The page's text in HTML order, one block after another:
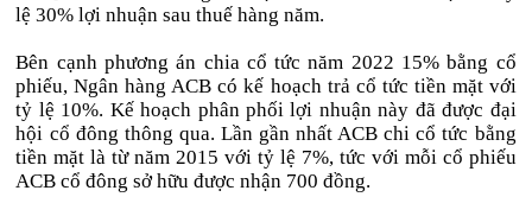
lệ 30% lợi nhuận sau thuế hàng năm.
Bên cạnh phương án chia cổ tức năm 2022 15% bằng cổ
phiếu, Ngân hàng ACB có kế hoạch trả cổ tức tiền mặt với
tỷ lệ 10%. Kế hoạch phân phối lợi nhuận này đã được đại
hội cổ đông thông qua. Lần gần nhất ACB chi cổ tức bằng
tiền mặt là từ năm 2015 với tỷ lệ 7%, tức với mỗi cổ phiếu
ACB cổ đông sở hữu được nhận 700 đồng.